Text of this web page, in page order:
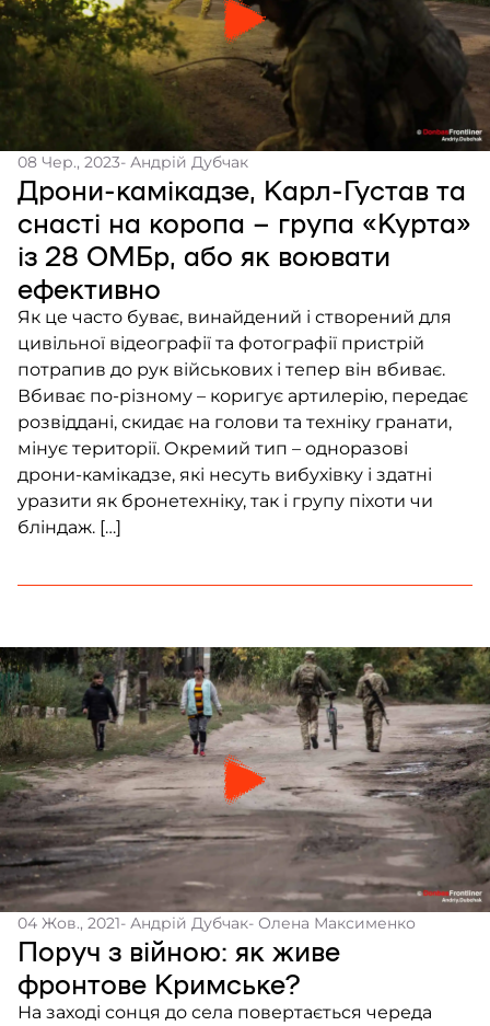
08 Чер., 2023- Андрій Дубчак
Дрони-камікадзе, Карл-Густав та
снасті на коропа – група «Курта»
із 28 ОМБр, або як воювати
ефективно
Як це часто буває, винайдений і створений для
цивільної відеографії та фотографії пристрій
потрапив до рук військових і тепер він вбиває.
Вбиває по-різному – коригує артилерію, передає
розвіддані, скидає на голови та техніку гранати,
мінує території. Окремий тип – одноразові
дрони-камікадзе, які несуть вибухівку і здатні
уразити як бронетехніку, так і групу піхоти чи
бліндаж. […]
04 Жов., 2021- Андрій Дубчак- Олена Максименко
Поруч з війною: як живе
фронтове Кримське?
На заході сонця до села повертається череда